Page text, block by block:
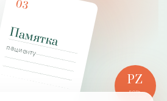
приёму
03
Памятка
пациенту
PZ
РОЛЬ